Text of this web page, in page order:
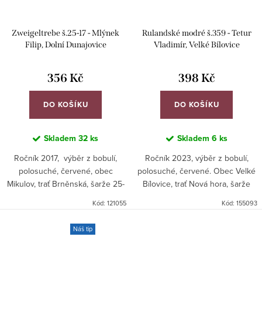
Zweigeltrebe š.25-17 - Mlýnek
Filip, Dolní Dunajovice
356 Kč
DO KOŠÍKU
Skladem 32 ks
Ročník 2017, výběr z bobulí,
polosuché, červené, obec
Mikulov, trať Brněnská, šarže 25-
Kód: 121055
Rulandské modré š.359 - Tetur
Vladimír, Velké Bílovice
398 Kč
DO KOŠÍKU
Skladem 6 ks
Ročník 2023, výběr z bobulí,
polosuché, červené. Obec Velké
Bílovice, trať Nová hora, šarže
Kód: 155093
Náš tip